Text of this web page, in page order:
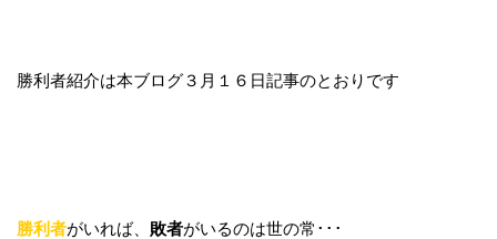
勝利者紹介は本ブログ３月１６日記事のとおりです
勝利者がいれば、 敗者がいるのは世の常･･･